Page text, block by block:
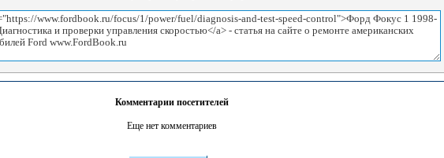
Комментарии посетителей
Еще нет комментариев